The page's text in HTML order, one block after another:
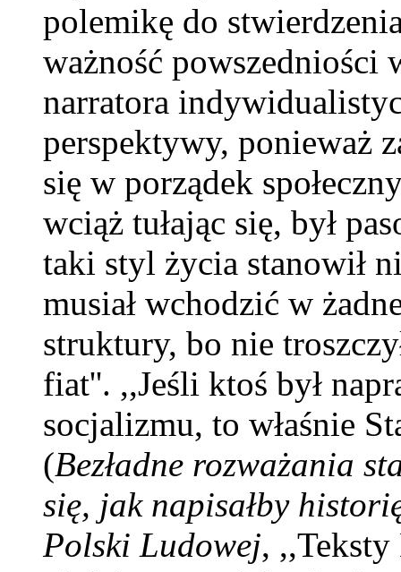
polemikę do
ważność powszedniości
narratora
perspektywy, ponieważ
się w porządek
wciąż tułając się, był
taki styl życia stanowił
musiał wchodzić w
struktury, bo nie
fiat''. ,,Jeśli ktoś był
socjalizmu, to właśnie
(Bezładne rozważania
się, jak napisałby
Polski Ludowej,